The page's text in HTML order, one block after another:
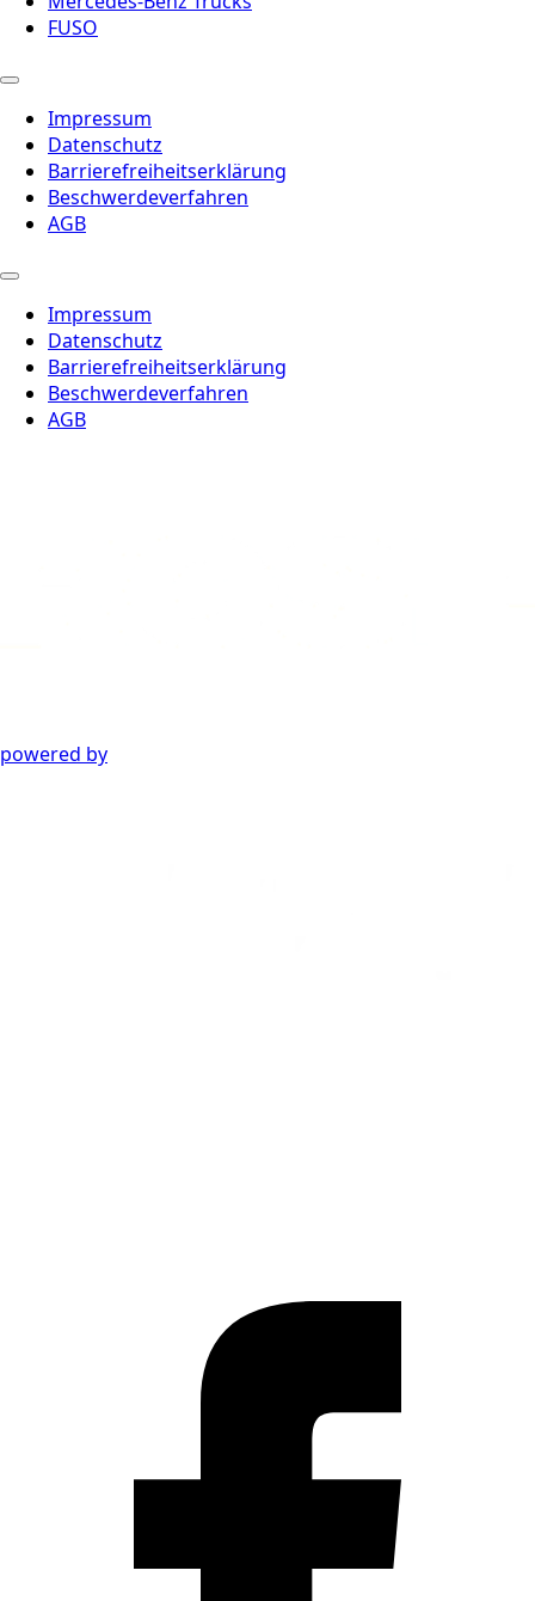
FUSO
Impressum
Datenschutz
Barrierefreiheitserklärung
Beschwerdeverfahren
AGB
Impressum
Datenschutz
Barrierefreiheitserklärung
Beschwerdeverfahren
AGB
powered by